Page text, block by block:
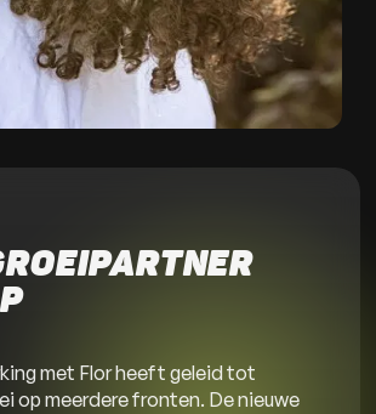
met Flor heeft geleid tot
op meerdere fronten. De nieuwe